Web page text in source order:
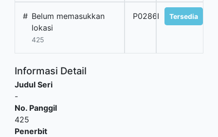
# Belum memasukkan
lokasi
425
P0286I Tersedia
Informasi Detail
Judul Seri
-
No. Panggil
425
Penerbit